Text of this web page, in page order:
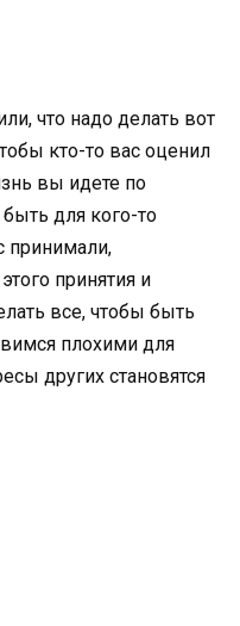
что надо делать вот
кто-то вас оценил
вы идете по
быть для кого-то
принимали,
принятия и
все, чтобы быть
плохими для
других становятся